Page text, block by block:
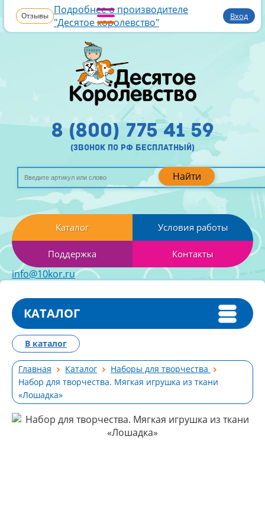
Отзывы Подробнее о производителе
"Десятое королевство"
Вход
Найти
8 (800) 775 41 59
(звонок по рф бесплатный)
Каталог Условия работы
Поддержка Контакты
info@10kor.ru
КАТАЛОГ
Главная Каталог
Наборы для творчества
Набор для творчества. Мягкая игрушка из ткани
«Лошадка»
В каталог